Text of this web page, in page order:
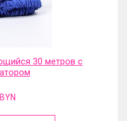
30 метров с
BYN